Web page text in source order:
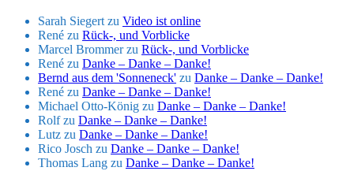
Sarah Siegert zu Video ist online
René zu Rück-, und Vorblicke
Marcel Brommerzu Rück-, und Vorblicke
René zu Danke – Danke – Danke!
Bernd aus dem 'Sonneneck' zu Danke – Danke – Danke!
René zu Danke – Danke – Danke!
Michael Otto-König zu Danke – Danke – Danke!
Rolfzu Danke – Danke – Danke!
Lutz zu Danke – Danke – Danke!
Rico Josch zu Danke – Danke – Danke!
Thomas Lang zu Danke – Danke – Danke!